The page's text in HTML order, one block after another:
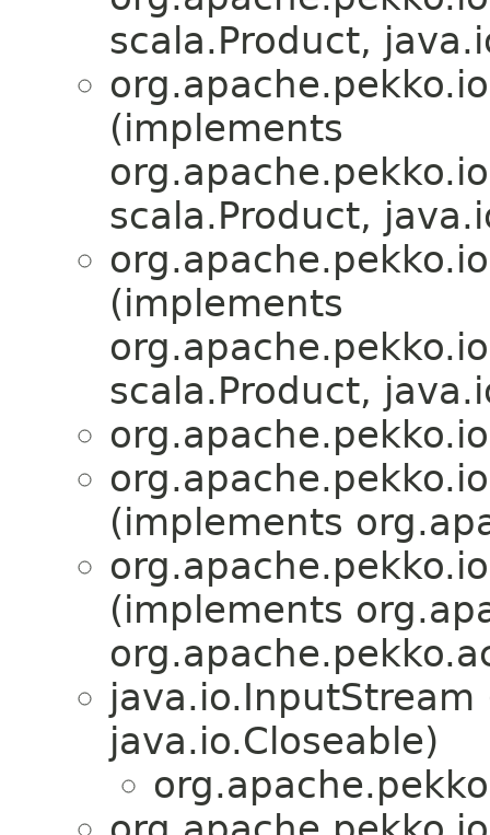
scala.Product,
(implements
scala.Product,
(implements
scala.Product,
(implements
(implements
java.io.Closeable)